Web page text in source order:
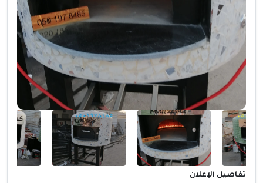
تفاصيل الإعلان